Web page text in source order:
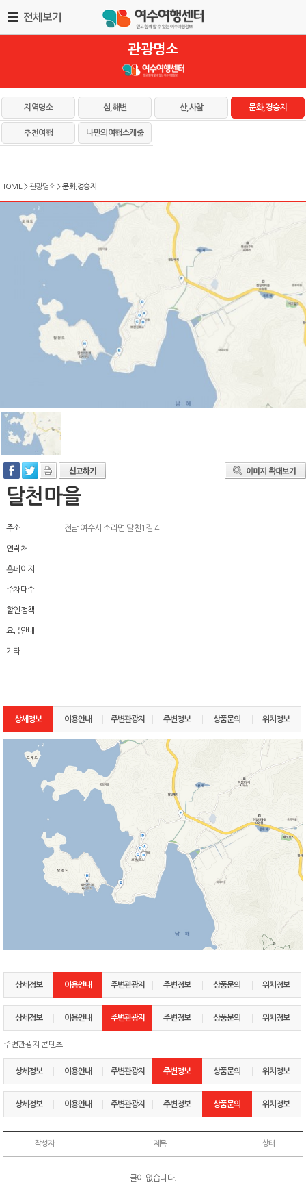
관광명소
지역명소 섬,해변 산,사찰 문화,경승지
추천여행 나만의여행스케줄
HOME >관광명소>문화,경승지
달천마을
주소 전남 여수시 소라면 달천1길 4
연락처
홈페이지
주차대수
할인정책
요금안내
기타
상세정보 이용안내 주변관광지 주변정보 상품문의 위치정보
상세정보 이용안내 주변관광지 주변정보 상품문의 위치정보
상세정보 이용안내 주변관광지 주변정보 상품문의 위치정보
주변관광지 콘텐츠
상세정보 이용안내 주변관광지 주변정보 상품문의 위치정보
상세정보 이용안내 주변관광지 주변정보 상품문의 위치정보
작성자 제목 상태
글이 없습니다.